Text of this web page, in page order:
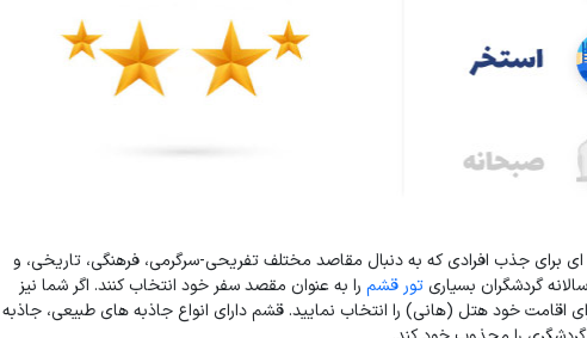
برای جذب افرادی که به دنبال مقاصد مختلف تفریحی-سرگرمی، فرهنگی، تاریخی، و
گردشگران بسیاریتور قشم را به عنوان مقصد سفر خود انتخاب کنند. اگر شما نیز
اقامت خود هتل (هانی) را انتخاب نمایید. قشم دارای انواع جاذبه های طبیعی، جاذبه